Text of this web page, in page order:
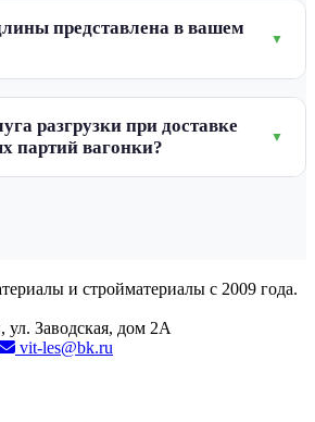
представлена в вашем
разгрузки при доставке
партий вагонки?
и стройматериалы с 2009 года.
Заводская, дом 2А
vit-les@bk.ru